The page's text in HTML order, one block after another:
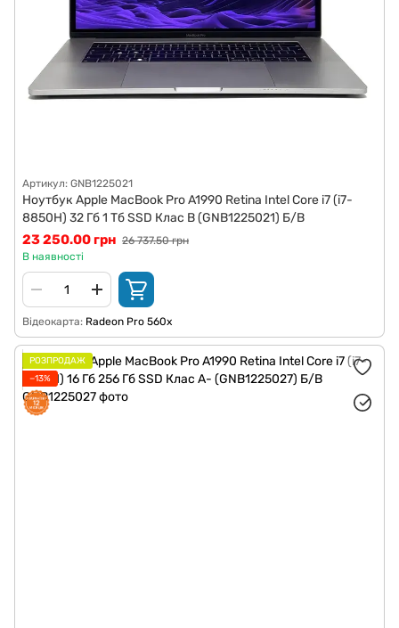
Артикул: GNB1225021
Ноутбук Apple MacBook Pro A1990 Retina Intel Core i7 (i7-
8850H) 32 Гб 1 Тб SSD Клас B (GNB1225021) Б/В
23 250.00 грн 26 737.50 грн
В наявності
Відеокарта Radeon Pro 560x
РОЗПРОДАЖ
−13%